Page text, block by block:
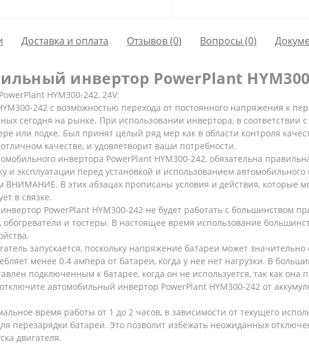
Доставка и оплата Отзывов (0) Вопросы (0)
инвертор PowerPlant
HYM300-242, 24V:
242 с возможностью перехода от постоянного напряжения к
сегодня на рынке. При использовании инвертора, в соответствии
или лодке. Был принят целый ряд мер как в области контроля
качестве, и удовлетворит ваши потребности.
инвертора PowerPlant HYM300-242, обязательна
и эксплуатации перед установкой и использованием
ВНИМАНИЕ. В этих абзацах прописаны условия и действия, которые
в связке.
PowerPlant HYM300-242 не будет работать с большинством
обогреватели и тостеры. В настоящее время использование
запускается, поскольку напряжение батареи может
менее 0.4 ампера от батареи, когда у нее нет нагрузки. В
подключенным к батарее, когда он не используется, так как она
автомобильный инвертор PowerPlant HYM300-242 от
время работы от 1 до 2 часов, в зависимости от текущего
перезарядки батареи. Это позволит избежать неожиданных
двигателя.